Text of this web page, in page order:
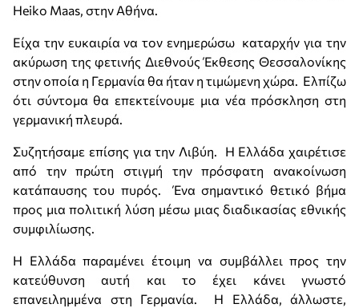
Heiko Maas, στην Αθήνα.
Είχα την ευκαιρία να τον ενημερώσω καταρχήν για την
ακύρωση της φετινής Διεθνούς Έκθεσης Θεσσαλονίκης
στην οποία η Γερμανία θα ήταν η τιμώμενη χώρα. Ελπίζω
ότι σύντομα θα επεκτείνουμε μια νέα πρόσκληση στη
γερμανική πλευρά.
Συζητήσαμε επίσης για την Λιβύη. Η Ελλάδα χαιρέτισε
από την πρώτη στιγμή την πρόσφατη ανακοίνωση
κατάπαυσης του πυρός. Ένα σημαντικό θετικό βήμα
προς μια πολιτική λύση μέσω μιας διαδικασίας εθνικής
συμφιλίωσης.
Η Ελλάδα παραμένει έτοιμη να συμβάλλει προς την
κατεύθυνση αυτή και το έχει κάνει γνωστό
επανειλημμένα στη Γερμανία. Η Ελλάδα, άλλωστε,